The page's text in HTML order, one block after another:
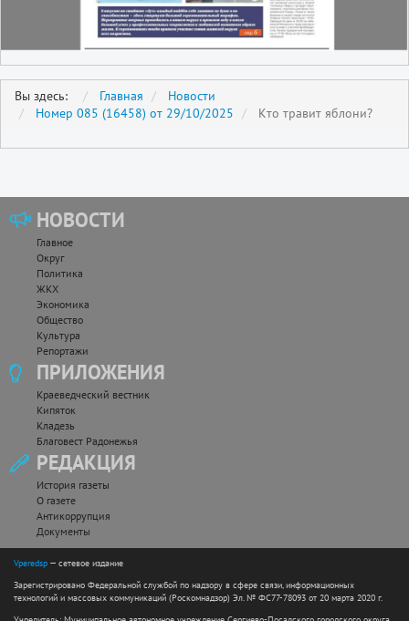
Вы здесь: Главная
Новости
Номер 085 (16458) от 29/10/2025
Кто травит яблони?
НОВОСТИ
Главное
Округ
Политика
ЖКХ
Экономика
Общество
Культура
Репортажи
ПРИЛОЖЕНИЯ
Краеведческий вестник
Кипяток
Кладезь
Благовест Радонежья
РЕДАКЦИЯ
История газеты
О газете
Антикоррупция
Документы
Vperedsp — сетевое издание
Зарегистрировано Федеральной службой по надзору в сфере связи, информационных
технологий и массовых коммуникаций (Роскомнадзор) Эл. № ФС77-78093 от 20 марта 2020 г.